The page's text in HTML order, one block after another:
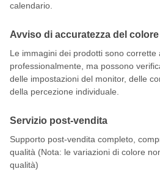
calendario.
Avviso di accuratezza del colore
Le immagini dei prodotti sono corrette
professionalmente, ma possono
delle impostazioni del monitor, delle
della percezione individuale.
Servizio post-vendita
Supporto post-vendita completo,
qualità (Nota: le variazioni di colore
qualità)